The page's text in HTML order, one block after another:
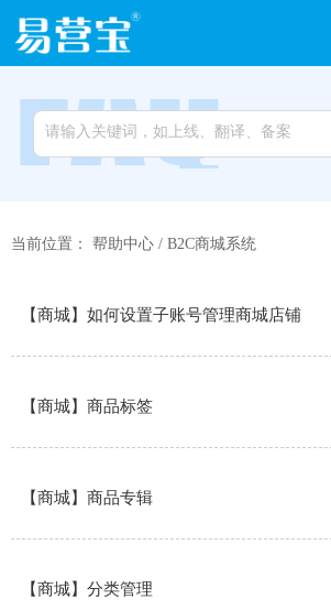
当前位置： 帮助中心 / B2C商城系统
【商城】如何设置子账号管理商城店铺
【商城】商品标签
【商城】商品专辑
【商城】分类管理